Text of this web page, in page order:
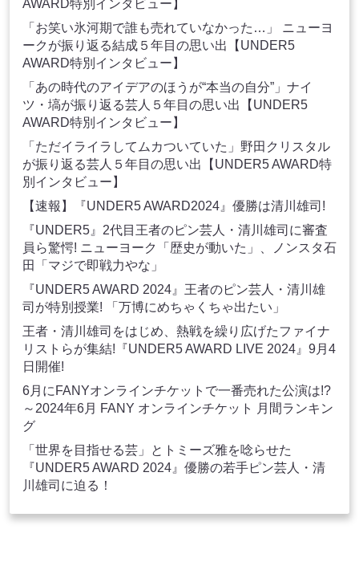
AWARD特別インタビュー】
「お笑い氷河期で誰も売れていなかった…」 ニューヨ
ークが振り返る結成５年目の思い出【UNDER5
AWARD特別インタビュー】
「あの時代のアイデアのほうが“本当の自分”」ナイ
ツ・塙が振り返る芸人５年目の思い出【UNDER5
AWARD特別インタビュー】
「ただイライラしてムカついていた」野田クリスタル
が振り返る芸人５年目の思い出【UNDER5 AWARD特
別インタビュー】
【速報】『UNDER5 AWARD2024』優勝は清川雄司!
『UNDER5』2代目王者のピン芸人・清川雄司に審査
員ら驚愕! ニューヨーク「歴史が動いた」、ノンスタ石
田「マジで即戦力やな」
『UNDER5 AWARD 2024』王者のピン芸人・清川雄
司が特別授業! 「万博にめちゃくちゃ出たい」
王者・清川雄司をはじめ、熱戦を繰り広げたファイナ
リストらが集結!『UNDER5 AWARD LIVE 2024』9月4
日開催!
6月にFANYオンラインチケットで一番売れた公演は!?
～2024年6月 FANY オンラインチケット 月間ランキン
グ
「世界を目指せる芸」とトミーズ雅を唸らせた
『UNDER5 AWARD 2024』優勝の若手ピン芸人・清
川雄司に迫る！